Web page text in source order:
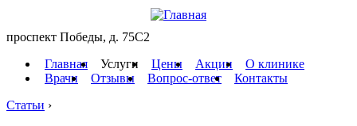
проспект Победы, д. 75C2
Главная
Услуги Цены Акции
О клинике
Врачи
Отзывы Вопрос-ответ
Контакты
Статьи ›